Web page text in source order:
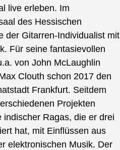
live erleben. Im
des Hessischen
der Gitarren-Individualist mit
Für seine fantasievollen
von John McLaughlin
Clouth schon 2017 den
Frankfurt. Seitdem
Projekten
indischer Ragas, die er drei
hat, mit Einflüssen aus
elektronischen Musik. Der